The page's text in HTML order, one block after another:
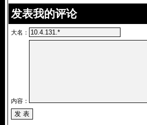
发表我的评论
大名：
内容：